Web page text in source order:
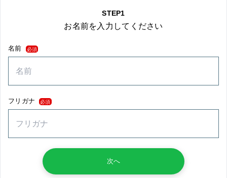
STEP1
お名前を入力してください
名前 必須
フリガナ 必須
次へ